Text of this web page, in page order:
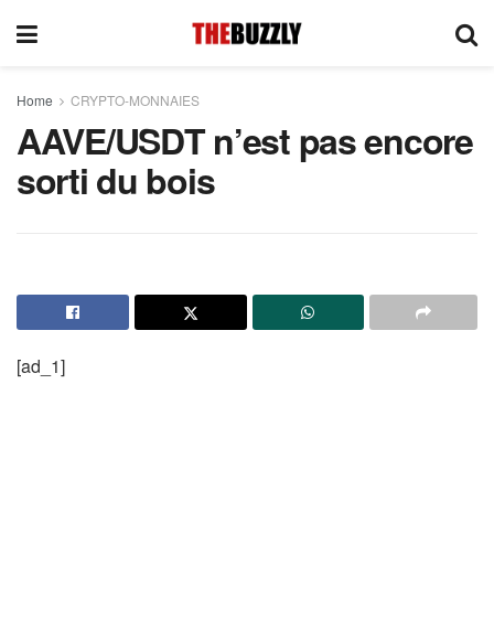
Home CRYPTO-MONNAIES
AAVE/USDT n’est pas encore
sorti du bois
[ad_1]